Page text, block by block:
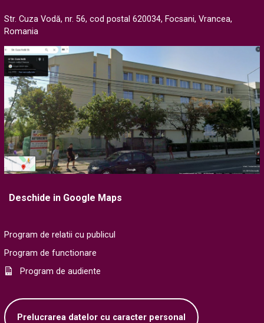
Str. Cuza Vodă, nr. 56, cod postal 620034, Focsani, Vrancea,
Romania
Deschide in Google Maps
Program de relatii cu publicul
Program de functionare
Program de audiente
Prelucrarea datelor cu caracter personal